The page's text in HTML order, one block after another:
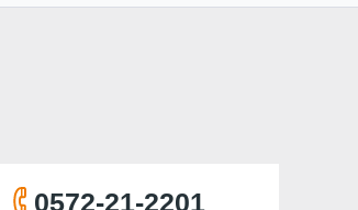
0572-21-2201